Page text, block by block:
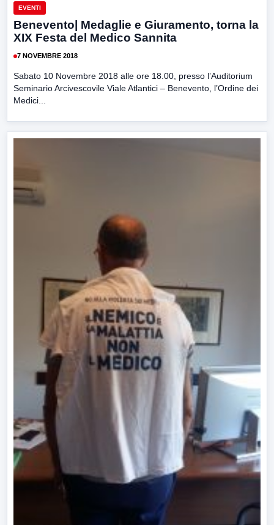
EVENTI
Benevento| Medaglie e Giuramento, torna la
XIX Festa del Medico Sannita
7 NOVEMBRE 2018
Sabato 10 Novembre 2018 alle ore 18.00, presso l’Auditorium
Seminario Arcivescovile Viale Atlantici – Benevento, l’Ordine dei
Medici...